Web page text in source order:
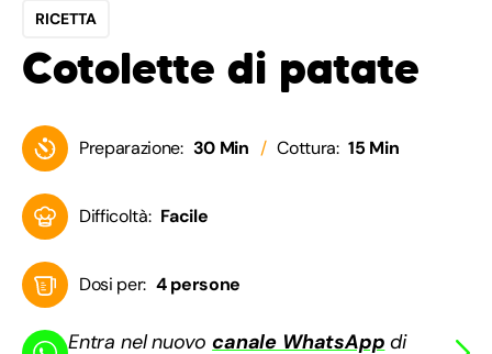
RICETTA
Cotolette di patate
Preparazione: 30 Min Cottura: 15 Min
Difficoltà: Facile
Dosi per: 4 persone
Entra nel nuovocanale WhatsApp di